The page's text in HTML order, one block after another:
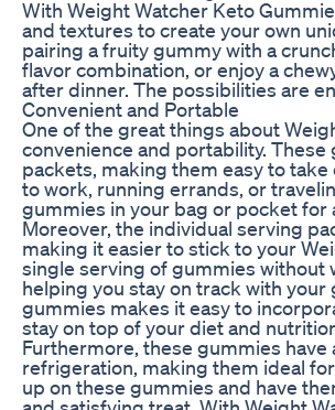
With Weight Watcher Keto
and textures to create your own
pairing a fruity gummy with a
flavor combination, or enjoy a
after dinner. The possibilities are
Convenient and Portable
One of the great things about
convenience and portability.
packets, making them easy to take
to work, running errands, or
gummies in your bag or pocket for
Moreover, the individual serving
making it easier to stick to your
single serving of gummies
helping you stay on track with
gummies makes it easy to
stay on top of your diet and
Furthermore, these gummies
refrigeration, making them ideal
up on these gummies and have